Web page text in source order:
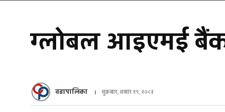
ग्लोबल आइएमई
वडापालिका शुक्रबार, असार १९, २०८३